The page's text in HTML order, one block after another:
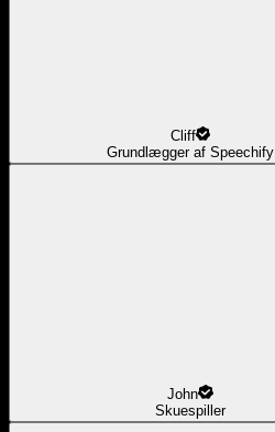
Cliff
Grundlægger af Speechify
John
Skuespiller